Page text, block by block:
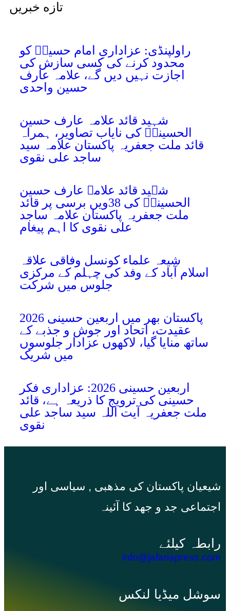
تازه خبریں
راولپنڈی: عزاداریِ امام حسینؑ کو
محدود کرنے کی کسی سازش کی
اجازت نہیں دیں گے، علامہ عارف
حسین واحدی
شہید قائد علامہ عارف حسین
الحسینیؒ کی نایاب تصاویر، ہمراہ
قائد ملت جعفریہ پاکستان علامہ سید
ساجد علی نقوی
شہید قائد علامہ عارف حسین
الحسینیؒ کی 38ویں برسی پر قائد
ملت جعفریہ پاکستان علامہ ساجد
علی نقوی کا اہم پیغام
شیعہ علماء کونسل وفاقی علاقہ
اسلام آباد کے وفد کی چہلم کے مرکزی
جلوس میں شرکت
پاکستان بھر میں اربعین حسینی 2026
عقیدت، اتحاد اور جوش و جذبے کے
ساتھ منایا گیا، لاکھوں عزادار جلوسوں
میں شریک
اربعین حسینی 2026: عزاداری فکر
حسینی کی ترویج کا ذریعہ ہے، قائد
ملت جعفریہ آیت اللہ سید ساجد علی
نقوی
شیعیان پاکستان کی مذهبی , سیاسی اور
اجتماعی جد و جهد کا آئینہ
info@jafariapress.com​
سوشل میڈیا لنکس